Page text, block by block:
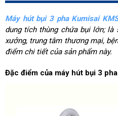
Máy hút bụi 3 pha Kumisai
dung tích thùng chứa bụi lớn;
xưởng, trung tâm thương mại,
điểm chi tiết của sản phẩm này.
Đặc điểm của máy hút bụi 3